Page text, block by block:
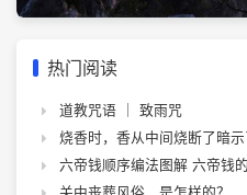
热门阅读
道教咒语 ｜ 致雨咒
烧香时，香从中间烧断了暗示
六帝钱顺序编法图解 六帝钱